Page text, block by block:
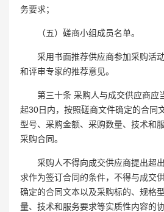
务要求；
（五）磋商小组成员名单。
采用书面推荐供应商参加采购活
和评审专家的推荐意见。
第三十条 采购人与成交供应商应
起30日内，按照磋商文件确定的合同
型号、采购金额、采购数量、技术和
采购合同。
采购人不得向成交供应商提出超
求作为签订合同的条件，不得与成交
确定的合同文本以及采购标的、规格
量、技术和服务要求等实质性内容的协